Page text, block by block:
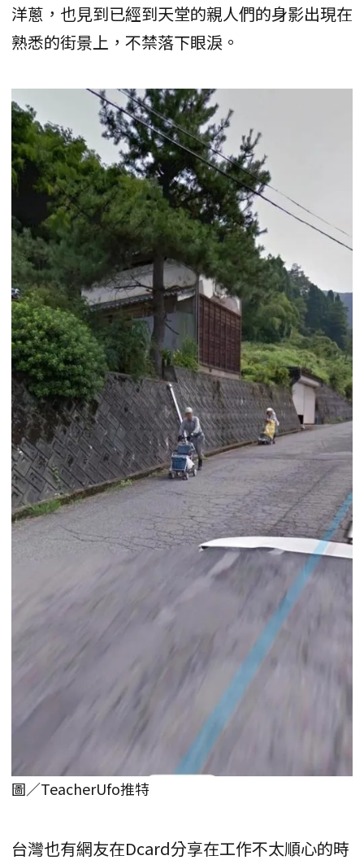
洋蔥，也見到已經到天堂的親人們的身影出現在
熟悉的街景上，不禁落下眼淚。
圖／TeacherUfo推特
台灣也有網友在Dcard分享在工作不太順心的時